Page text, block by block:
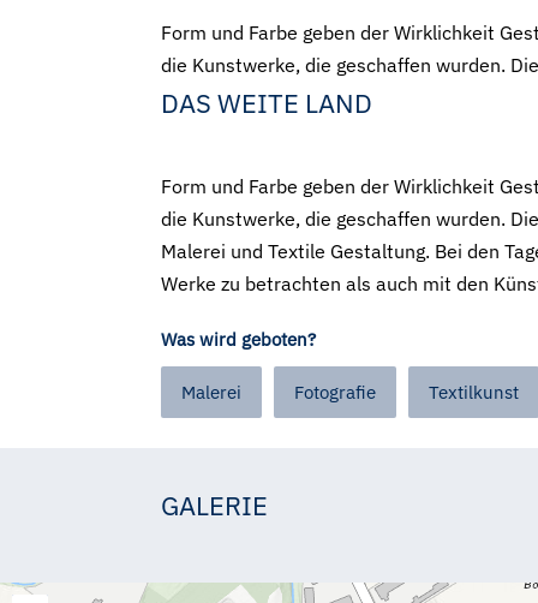
Form und Farbe geben der Wirklichkeit
die Kunstwerke, die geschaffen wurden.
DAS WEITE LAND
Form und Farbe geben der Wirklichkeit
die Kunstwerke, die geschaffen wurden.
Malerei und Textile Gestaltung. Bei den
Werke zu betrachten als auch mit den
Was wird geboten?
Malerei Fotografie Textilkunst
GALERIE